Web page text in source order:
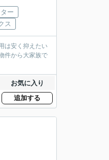
ー
ス
は安く抑えたい
件から大家族で
お気に入り
追加する